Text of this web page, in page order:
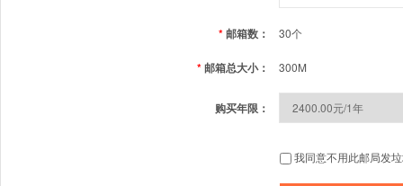
*邮箱数： 30个
*邮箱总大小： 300M
购买年限：
我同意不用此邮局发